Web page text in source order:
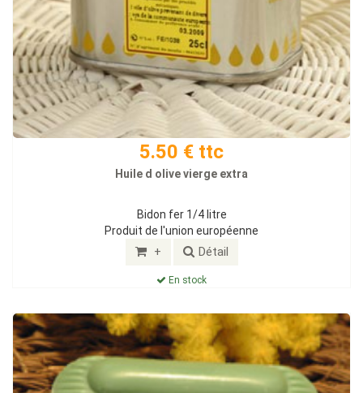
5.50 € ttc
Huile d olive vierge extra
Bidon fer 1/4 litre
Produit de l'union européenne
+ Détail
En stock